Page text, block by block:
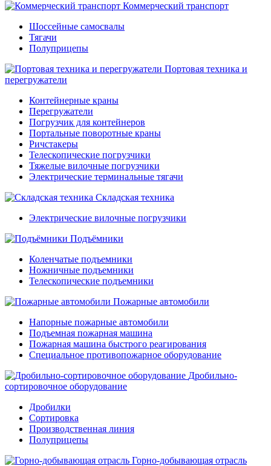
Коммерческий транспорт
Шоссейные самосвалы
Тягачи
Полуприцепы
Портовая техника и
перегружатели
Контейнерные краны
Перегружатели
Погрузчик для контейнеров
Портальные поворотные краны
Ричстакеры
Телескопические погрузчики
Тяжелые вилочные погрузчики
Электрические терминальные тягачи
Складская техника
Электрические вилочные погрузчики
Подъёмники
Коленчатые подъемники
Ножничные подъемники
Телескопические подъемники
Пожарные автомобили
Напорные пожарные автомобили
Подъемная пожарная машина
Пожарная машина быстрого реагирования
Специальное противопожарное оборудование
Дробильно-
сортировочное оборудование
Дробилки
Сортировка
Производственная линия
Полуприцепы
Горно-добывающая отрасль